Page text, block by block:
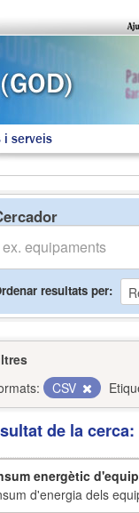
i serveis
resultats per
CSV
de la
energètic
d'energia dels